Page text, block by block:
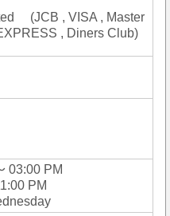
(JCB , VISA , Master
, Diners Club)
03:00 PM
PM